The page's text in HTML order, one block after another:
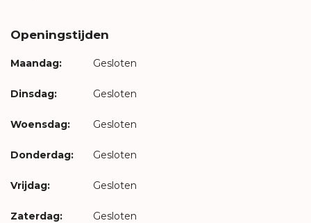
Openingstijden
Maandag: Gesloten
Dinsdag: Gesloten
Woensdag: Gesloten
Donderdag: Gesloten
Vrijdag: Gesloten
Zaterdag: Gesloten